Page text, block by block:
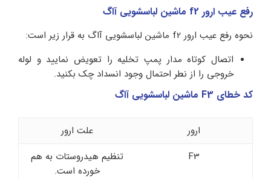
رفع عیب ارور f2 ماشین لباسشویی آاگ
نحوه رفع عیب ارور f2 ماشین لباسشویی آاگ به قرار زیر است:
اتصال کوتاه مدار پمپ تخلیه را تعویض نمایید و لوله
خروجی را از نطر احتمال وجود انسداد چک بکنید.
کد خطای F3 ماشین لباسشویی آاگ
ارور
علت ارور
F3
تنظیم هیدروستات به هم
خورده است.